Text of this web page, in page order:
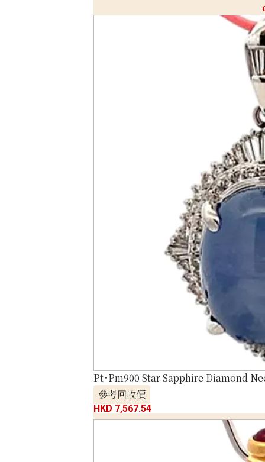
Pt･Pm900 Star Sapphire Diamond
參考回收價
HKD 7,567.54